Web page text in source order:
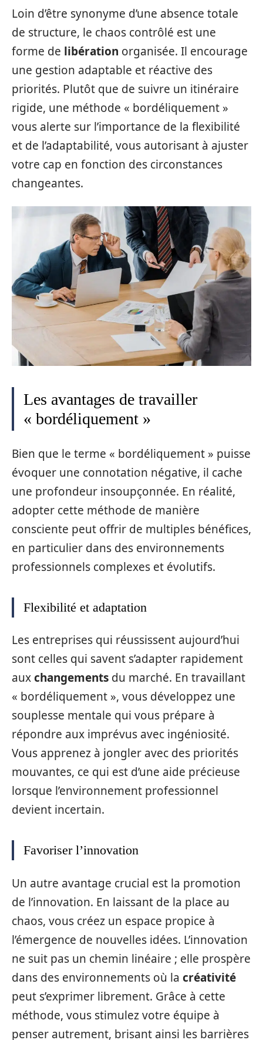
Loin d’être synonyme d’une absence totale
de structure, le chaos contrôlé est une
forme de libération organisée. Il encourage
une gestion adaptable et réactive des
priorités. Plutôt que de suivre un itinéraire
rigide, une méthode « bordéliquement »
vous alerte sur l’importance de la flexibilité
et de l’adaptabilité, vous autorisant à ajuster
votre cap en fonction des circonstances
changeantes.
Les avantages de travailler
« bordéliquement »
Bien que le terme « bordéliquement » puisse
évoquer une connotation négative, il cache
une profondeur insoupçonnée. En réalité,
adopter cette méthode de manière
consciente peut offrir de multiples bénéfices,
en particulier dans des environnements
professionnels complexes et évolutifs.
Flexibilité et adaptation
Les entreprises qui réussissent aujourd’hui
sont celles qui savent s’adapter rapidement
auxchangements du marché. En travaillant
« bordéliquement », vous développez une
souplesse mentale qui vous prépare à
répondre aux imprévus avec ingéniosité.
Vous apprenez à jongler avec des priorités
mouvantes, ce qui est d’une aide précieuse
lorsque l’environnement professionnel
devient incertain.
Favoriser l’innovation
Un autre avantage crucial est la promotion
de l’innovation. En laissant de la place au
chaos, vous créez un espace propice à
l’émergence de nouvelles idées. L’innovation
ne suit pas un chemin linéaire ; elle prospère
dans des environnements où la créativité
peut s’exprimer librement. Grâce à cette
méthode, vous stimulez votre équipe à
penser autrement, brisant ainsi les barrières